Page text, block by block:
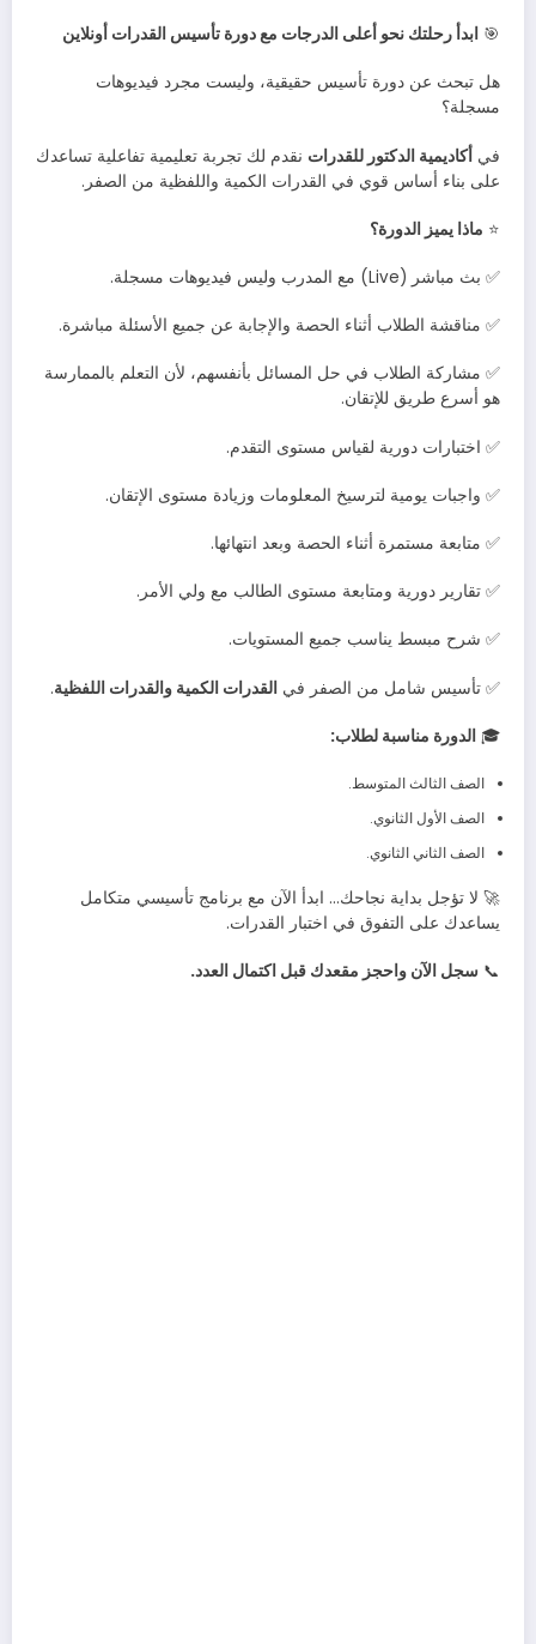
🎯 ابدأ رحلتك نحو أعلى الدرجات مع دورة تأسيس القدرات أونلاين
هل تبحث عن دورة تأسيس حقيقية، وليست مجرد فيديوهات
مسجلة؟
في أكاديمية الدكتور للقدرات نقدم لك تجربة تعليمية تفاعلية تساعدك
على بناء أساس قوي في القدرات الكمية واللفظية من الصفر.
⭐ ماذا يميز الدورة؟
✅ بث مباشر (Live) مع المدرب وليس فيديوهات مسجلة.
✅ مناقشة الطلاب أثناء الحصة والإجابة عن جميع الأسئلة مباشرة.
✅ مشاركة الطلاب في حل المسائل بأنفسهم، لأن التعلم بالممارسة
هو أسرع طريق للإتقان.
✅ اختبارات دورية لقياس مستوى التقدم.
✅ واجبات يومية لترسيخ المعلومات وزيادة مستوى الإتقان.
✅ متابعة مستمرة أثناء الحصة وبعد انتهائها.
✅ تقارير دورية ومتابعة مستوى الطالب مع ولي الأمر.
✅ شرح مبسط يناسب جميع المستويات.
✅ تأسيس شامل من الصفر في القدرات الكمية والقدرات اللفظية.
🎓 الدورة مناسبة لطلاب:
الصف الثالث المتوسط.
الصف الأول الثانوي.
الصف الثاني الثانوي.
🚀 لا تؤجل بداية نجاحك… ابدأ الآن مع برنامج تأسيسي متكامل
يساعدك على التفوق في اختبار القدرات.
📞 سجل الآن واحجز مقعدك قبل اكتمال العدد.